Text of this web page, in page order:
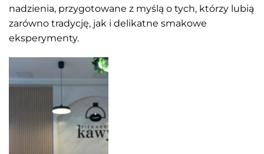
nadzienia, przygotowane z myślą o tych, którzy lubią
zarówno tradycję, jak i delikatne smakowe
eksperymenty.